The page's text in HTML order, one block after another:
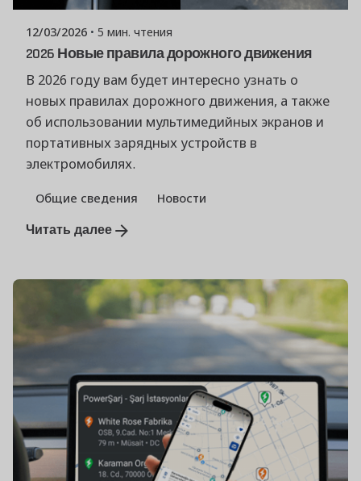
12/03/2026 5 мин. чтения
2026 Новые правила дорожного движения
В 2026 году вам будет интересно узнать о
новых правилах дорожного движения, а также
об использовании мультимедийных экранов и
портативных зарядных устройств в
электромобилях.
Общие сведения Новости
Читать далее